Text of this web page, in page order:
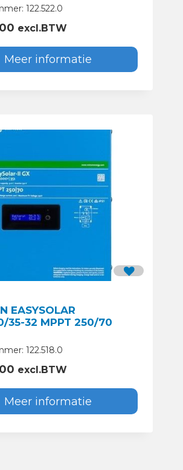
122.522.0
excl.BTW
Meer informatie
EASYSOLAR
35-32 MPPT 250/70
122.518.0
excl.BTW
Meer informatie